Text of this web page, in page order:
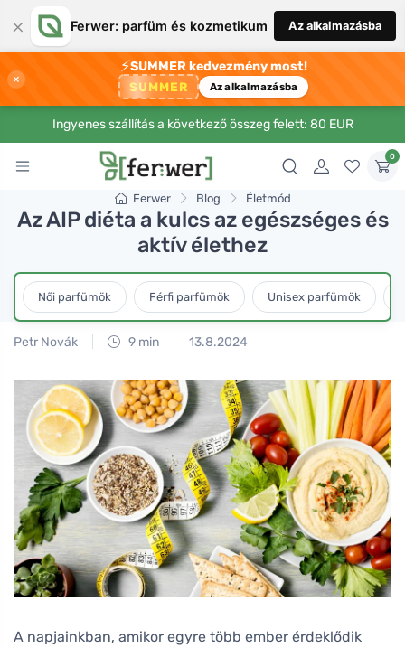
× Ferwer: parfüm és kozmetikum Az alkalmazásba
×
⚡SUMMER kedvezmény most!
SUMMER Az alkalmazásba
Ingyenes szállítás a következő összeg felett: 80 EUR
0
Ferwer Blog Életmód
Az AIP diéta a kulcs az egészséges és
aktív élethez
Női parfümök Férfi parfümök Unisex parfümök
Petr Novák 9 min 13.8.2024
A napjainkban, amikor egyre több ember érdeklődik